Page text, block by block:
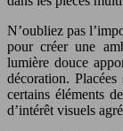
N’oubliez pas
pour créer une
lumière douce
décoration.
certains éléments
d’intérêt visuels